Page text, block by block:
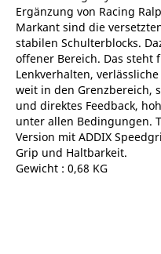
Ergänzung von Racing
Markant sind die
stabilen Schulterblocks.
offener Bereich. Das steht
Lenkverhalten,
weit in den Grenzbereich,
und direktes Feedback,
unter allen Bedingungen.
Version mit ADDIX
Grip und Haltbarkeit.
Gewicht : 0,68 KG